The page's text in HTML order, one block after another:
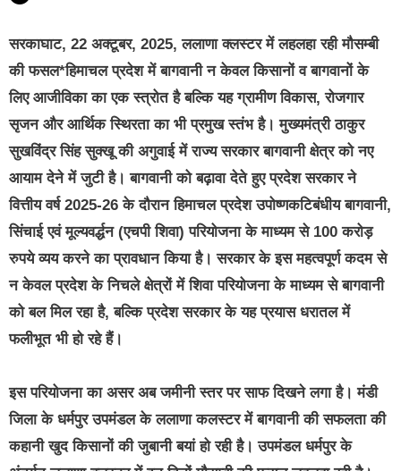
सरकाघाट, 22 अक्टूबर, 2025, ललाणा क्लस्टर में लहलहा रही मौसम्बी
की फसल*हिमाचल प्रदेश में बागवानी न केवल किसानों व बागवानों के
लिए आजीविका का एक स्त्रोत है बल्कि यह ग्रामीण विकास, रोजगार
सृजन और आर्थिक स्थिरता का भी प्रमुख स्तंभ है। मुख्यमंत्री ठाकुर
सुखविंद्र सिंह सुक्खू की अगुवाई में राज्य सरकार बागवानी क्षेत्र को नए
आयाम देने में जुटी है। बागवानी को बढ़ावा देते हुए प्रदेश सरकार ने
वित्तीय वर्ष 2025-26 के दौरान हिमाचल प्रदेश उपोष्णकटिबंधीय बागवानी,
सिंचाई एवं मूल्यवर्द्धन (एचपी शिवा) परियोजना के माध्यम से 100 करोड़
रुपये व्यय करने का प्रावधान किया है। सरकार के इस महत्वपूर्ण कदम से
न केवल प्रदेश के निचले क्षेत्रों में शिवा परियोजना के माध्यम से बागवानी
को बल मिल रहा है, बल्कि प्रदेश सरकार के यह प्रयास धरातल में
फलीभूत भी हो रहे हैं।
इस परियोजना का असर अब जमीनी स्तर पर साफ दिखने लगा है। मंडी
जिला के धर्मपुर उपमंडल के ललाणा कलस्टर में बागवानी की सफलता की
कहानी खुद किसानों की जुबानी बयां हो रही है। उपमंडल धर्मपुर के